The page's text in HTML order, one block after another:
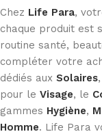
Chez Life Para,
chaque produit est
routine santé,
compléter votre
dédiés aux Solaires
pour le Visage, le
gammes Hygiène,
Homme. Life Para